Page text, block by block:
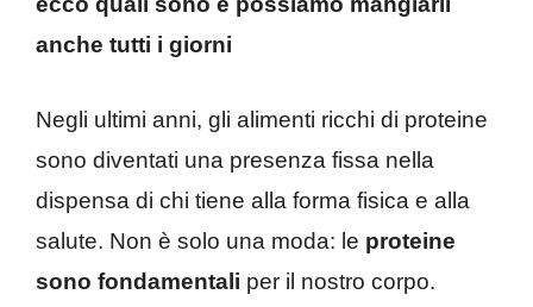
anche tutti i giorni
Negli ultimi anni, gli alimenti ricchi di proteine
sono diventati una presenza fissa nella
dispensa di chi tiene alla forma fisica e alla
salute. Non è solo una moda: le proteine
sono fondamentali per il nostro corpo.